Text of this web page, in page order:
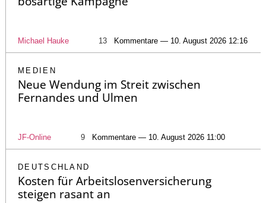
Michael Hauke 13 Kommentare — 10. August 2026 12:16
MEDIEN
Neue Wendung im Streit zwischen
Fernandes und Ulmen
JF-Online 9 Kommentare — 10. August 2026 11:00
DEUTSCHLAND
Kosten für Arbeitslosenversicherung
steigen rasant an